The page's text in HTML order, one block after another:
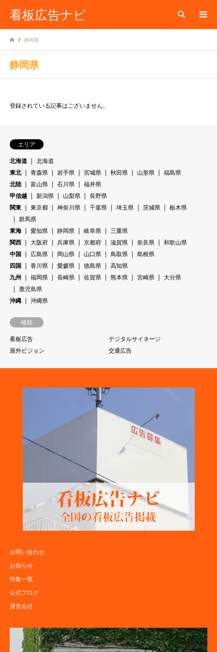
看板広告ナビ 検索
静岡県
静岡県
登録されている記事はございません。
エリア
北海道
北海道
東北
青森県 岩手県 宮城県 秋田県 山形県
福島県
北陸
富山県 石川県
福井県
甲信越
新潟県 山梨県
長野県
関東
東京都 神奈川県 千葉県 埼玉県 茨城県
栃木県
群馬県
東海
愛知県 静岡県 岐阜県
三重県
関西
大阪府 兵庫県 京都府 滋賀県 奈良県
和歌山県
中国
広島県 岡山県 山口県 鳥取県
島根県
四国
香川県 愛媛県 徳島県
高知県
九州
福岡県 長崎県 佐賀県 熊本県 宮崎県
大分県
鹿児島県
沖縄
沖縄県
種類
看板広告
デジタルサイネージ
屋外ビジョン
交通広告
お問い合わせ
お知らせ
特集一覧
公式ブログ
運営会社